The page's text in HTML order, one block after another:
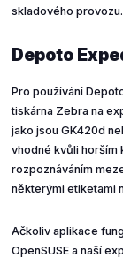
skladového provozu.
Depoto
Pro používání
tiskárna Zebra na expediční štítky. Doporučujeme tiskárny řady 4xx,
jako jsou GK420d nebo
vhodné kvůli horším
rozpoznáváním mezer mezi etiketami (jedná se o obecný problém s
některými etiketami
Ačkoliv aplikace
OpenSUSE a naší expediční aplikací pro Linux je výrazně efektivnější.